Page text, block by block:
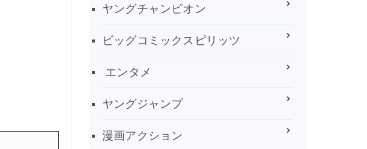
ヤングチャンピオン
ビッグコミックスピリッツ
エンタメ
ヤングジャンプ
漫画アクション